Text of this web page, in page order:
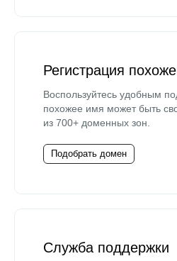
Регистрация
Воспользуйтесь удобным
похожее имя может быть
из 700+ доменных зон.
Подобрать домен
Служба поддержки